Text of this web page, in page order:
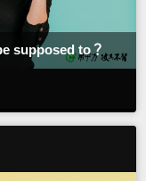
supposed to？